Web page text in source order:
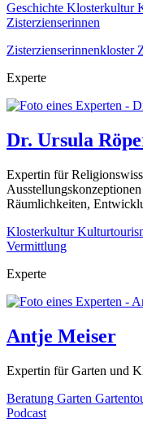
Geschichte Klosterkultur
Zisterzienserinnen
Zisterzienserinnenkloster
Experte
Dr. Ursula
Expertin für
Räumlichkeiten,
Klosterkultur
Vermittlung
Experte
Antje Meiser
Expertin für Garten und
Beratung Garten
Podcast